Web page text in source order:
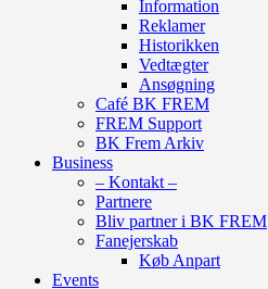
Information
Reklamer
Historikken
Vedtægter
Ansøgning
Café BK FREM
FREM Support
BK Frem Arkiv
Business
– Kontakt –
Partnere
Bliv partner i BK FREM
Fanejerskab
Køb Anpart
Events